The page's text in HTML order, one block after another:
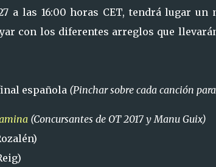
a las 16:00 horas CET, tendrá lugar
con los diferentes arreglos que
española (Pinchar sobre cada canción
(Concursantes de OT 2017 y Manu Guix)